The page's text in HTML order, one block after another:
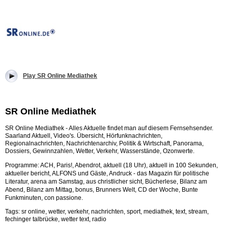
Play SR Online Mediathek
SR Online Mediathek
SR Online Mediathek - Alles Aktuelle findet man auf diesem Fernsehsender.
Saarland Aktuell, Video's. Übersicht, Hörfunknachrichten,
Regionalnachrichten, Nachrichtenarchiv, Politik & Wirtschaft, Panorama,
Dossiers, Gewinnzahlen, Wetter, Verkehr, Wasserstände, Ozonwerte.
Programme: ACH, Paris!, Abendrot, aktuell (18 Uhr), aktuell in 100 Sekunden,
aktueller bericht, ALFONS und Gäste, Andruck - das Magazin für politische
Literatur, arena am Samstag, aus christlicher sicht, Bücherlese, Bilanz am
Abend, Bilanz am Mittag, bonus, Brunners Welt, CD der Woche, Bunte
Funkminuten, con passione.
Tags: sr online, wetter, verkehr, nachrichten, sport, mediathek, text, stream,
fechinger talbrücke, wetter text, radio